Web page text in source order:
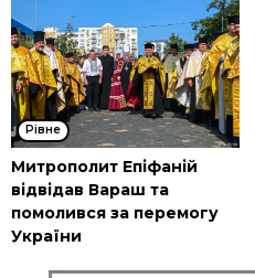
Рівне
Митрополит Епіфаній
відвідав Вараш та
помолився за перемогу
України